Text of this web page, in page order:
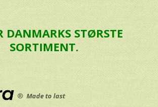
DANMARKS STØRSTE
SORTIMENT.
® Made to last